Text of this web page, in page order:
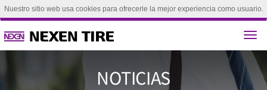
Nuestro sitio web usa cookies para ofrecerle la mejor experiencia como usuario.